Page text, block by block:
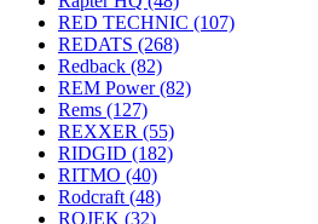
RED TECHNIC (107)
REDATS (268)
Redback (82)
REM Power(82)
Rems (127)
REXXER (55)
RIDGID (182)
RITMO (40)
Rodcraft (48)
ROJEK (32)